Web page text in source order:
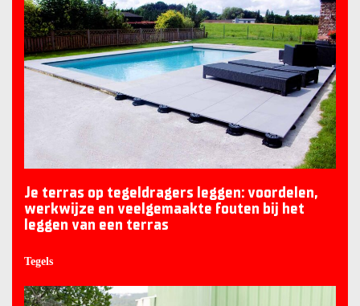
Je terras op tegeldragers leggen: voordelen,
werkwijze en veelgemaakte fouten bij het
leggen van een terras
Tegels